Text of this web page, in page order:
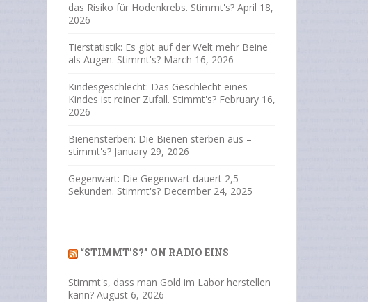
das Risiko für Hodenkrebs. Stimmt's? April 18,
2026
Tierstatistik: Es gibt auf der Welt mehr Beine
als Augen. Stimmt's? March 16, 2026
Kindesgeschlecht: Das Geschlecht eines
Kindes ist reiner Zufall. Stimmt's? February 16,
2026
Bienensterben: Die Bienen sterben aus –
stimmt's? January 29, 2026
Gegenwart: Die Gegenwart dauert 2,5
Sekunden. Stimmt's? December 24, 2025
“STIMMT’S?” ON RADIO EINS
Stimmt's, dass man Gold im Labor herstellen
kann? August 6, 2026